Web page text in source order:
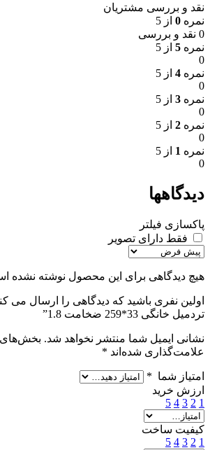
نقد و بررسی مشتریان
نمره 0 از 5
0 نقد و بررسی
نمره 5 از 5
0
نمره 4 از 5
0
نمره 3 از 5
0
نمره 2 از 5
0
نمره 1 از 5
0
دیدگاهها
پاکسازی فیلتر
فقط دارای تصویر
هیچ دیدگاهی برای این محصول نوشته نشده
اولین نفری باشید که دیدگاهی را ارسال می
تردمیل خانگی 33*259 ضخامت 1.8”
نشانی ایمیل شما منتشر نخواهد شد. بخش‌های
علامت‌گذاری شده‌اند *
امتیاز شما *
ارزش خرید
1
2
3
4
5
کیفیت ساخت
1
2
3
4
5